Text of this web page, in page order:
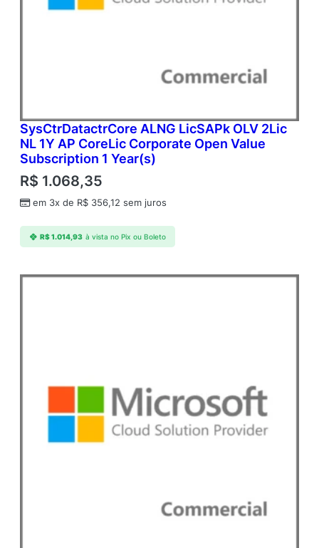
SysCtrDatactrCore ALNG LicSAPk OLV 2Lic
NL 1Y AP CoreLic Corporate Open Value
Subscription 1 Year(s)
R$ 1.068,35
em 3x de R$ 356,12 sem juros
R$1.014,93 à vista no Pix ou Boleto